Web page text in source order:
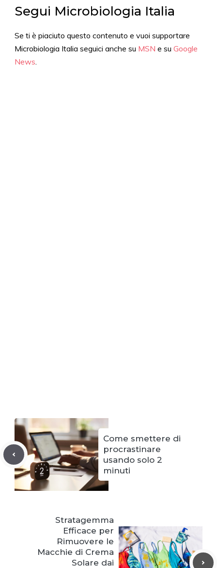
Segui Microbiologia Italia
Se ti è piaciuto questo contenuto e vuoi supportare
Microbiologia Italia seguici anche su MSN e su Google
News.
Come smettere di
procrastinare
usando solo 2
minuti
Stratagemma
Efficace per
Rimuovere le
Macchie di Crema
Solare dai